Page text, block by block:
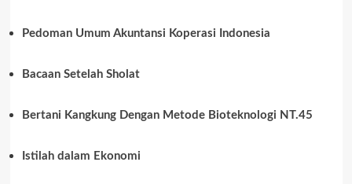
Pedoman Umum Akuntansi Koperasi Indonesia
Bacaan Setelah Sholat
Bertani Kangkung Dengan Metode Bioteknologi NT.45
Istilah dalam Ekonomi